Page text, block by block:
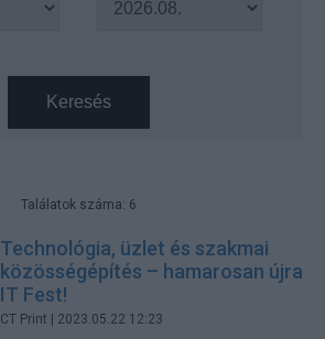
Keresés
Találatok száma: 6
Technológia, üzlet és szakmai
közösségépítés – hamarosan újra
IT Fest!
CT Print | 2023.05.22 12:23